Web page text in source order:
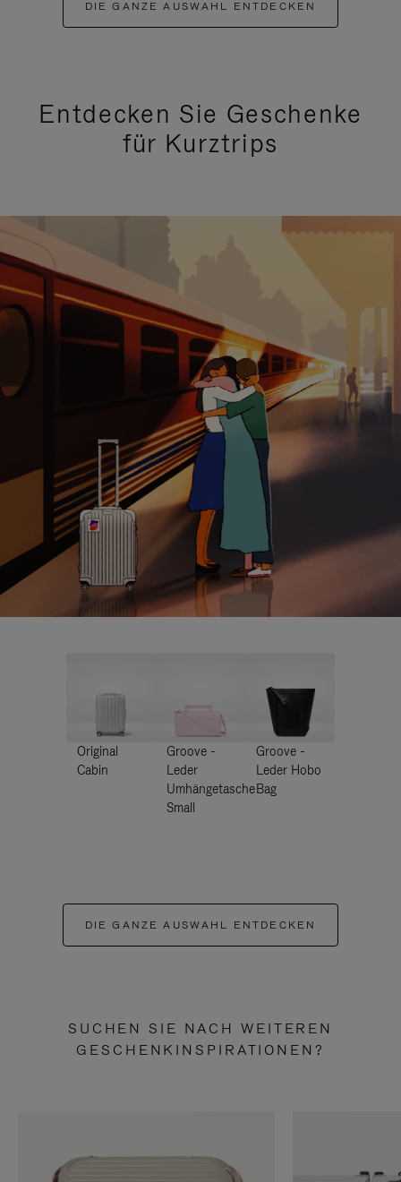
DIE GANZE AUSWAHL ENTDECKEN
Entdecken Sie Geschenke
für Kurztrips
Original
Cabin
Groove -
Leder
Umhängetasche
Small
Groove -
Leder Hobo
Bag
DIE GANZE AUSWAHL ENTDECKEN
SUCHEN SIE NACH WEITEREN
GESCHENKINSPIRATIONEN?